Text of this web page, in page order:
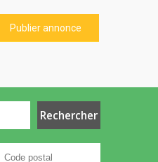
Publier annonce